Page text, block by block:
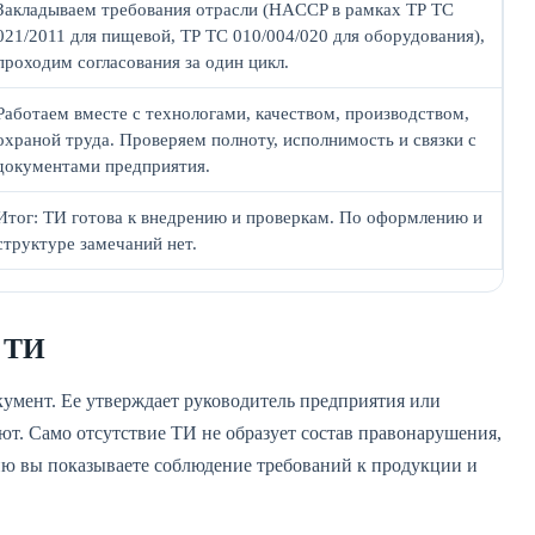
требования отрасли (HACCP в рамках ТР ТС
2011 для пищевой, ТР ТС 010/004/020 для оборудования),
согласования за один цикл.
вместе с технологами, качеством, производством,
труда. Проверяем полноту, исполнимость и связки с
предприятия.
ТИ готова к внедрению и проверкам. По оформлению и
замечаний нет.
ТИ
Ее утверждает руководитель предприятия или
отсутствие ТИ не образует состав правонарушения,
вы показываете соблюдение требований к продукции и